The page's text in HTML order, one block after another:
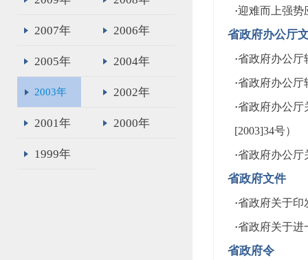
2007年 2006年
2005年 2004年
2003年 2002年
2001年 2000年
1999年
·迎难而上强势
省政府办公厅
·省政府办公厅
·省政府办公厅
·省政府办公厅
[2003]34号）
·省政府办公厅
省政府文件
·省政府关于印
·省政府关于进
省政府令